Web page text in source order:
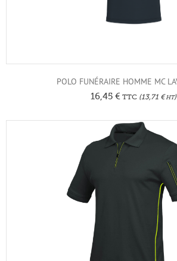
POLO FUNÉRAIRE HOMME MC
16,45 € TTC (13,71 €HT)